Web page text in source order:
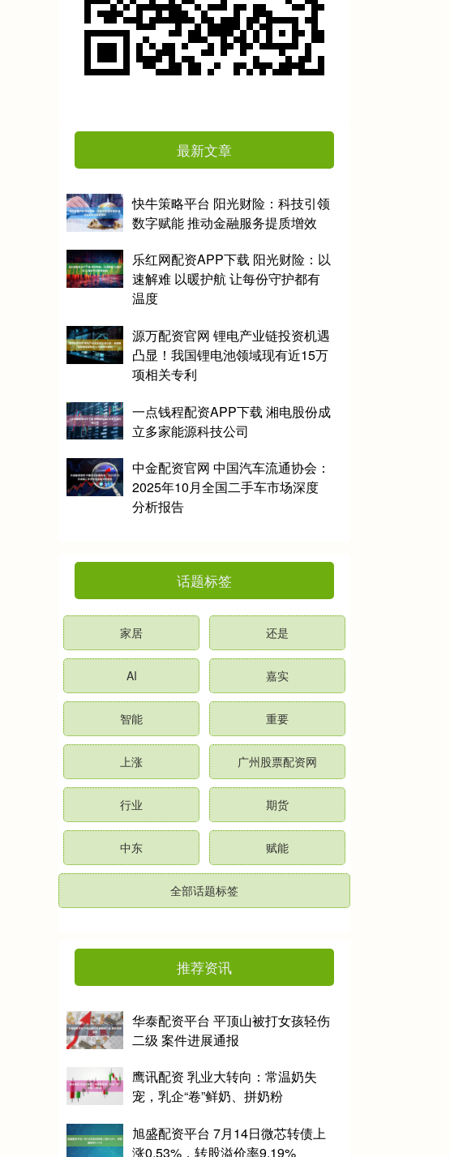
最新文章
快牛策略平台 阳光财险：科技引领
数字赋能 推动金融服务提质增效
乐红网配资APP下载 阳光财险：以
速解难 以暖护航 让每份守护都有
温度
源万配资官网 锂电产业链投资机遇
凸显！我国锂电池领域现有近15万
项相关专利
一点钱程配资APP下载 湘电股份成
立多家能源科技公司
中金配资官网 中国汽车流通协会：
2025年10月全国二手车市场深度
分析报告
话题标签
家居 还是
AI 嘉实
智能 重要
上涨 广州股票配资网
行业 期货
中东 赋能
全部话题标签
推荐资讯
华泰配资平台 平顶山被打女孩轻伤
二级 案件进展通报
鹰讯配资 乳业大转向：常温奶失
宠，乳企“卷”鲜奶、拼奶粉
旭盛配资平台 7月14日微芯转债上
涨0.53%，转股溢价率9.19%